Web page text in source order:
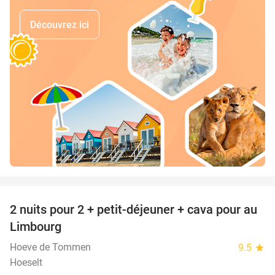
Découvrez ici
24%
2 nuits pour 2 + petit-déjeuner + cava pour au
Limbourg
Hoeve de Tommen 9.5 star
Hoeselt